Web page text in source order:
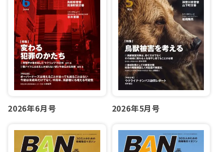
2026年6月号 2026年5月号